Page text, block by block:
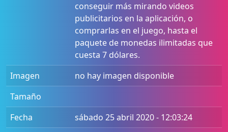
conseguir más mirando videos
publicitarios en la aplicación, o
comprarlas en el juego, hasta el
paquete de monedas ilimitadas que
cuesta 7 dólares.
Imagen
no hay imagen disponible
Tamaño
Fecha
sábado 25 abril 2020 - 12:03:24